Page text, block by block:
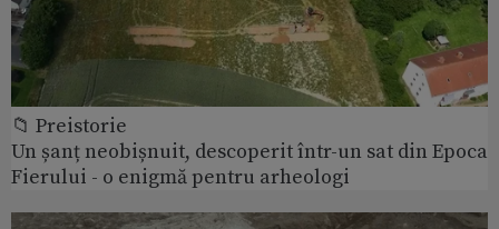
📁 Preistorie
Un șanț neobișnuit, descoperit într-un sat din Epoca
Fierului - o enigmă pentru arheologi